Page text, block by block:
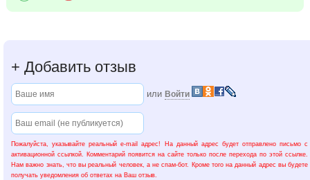
+ Добавить отзыв
или Войти
Пожалуйста, указывайте реальный e-mail адрес! На данный адрес будет отправлено письмо с
активационной ссылкой. Комментарий появится на сайте только после перехода по этой ссылке.
Нам важно знать, что вы реальный человек, а не спам-бот. Кроме того на данный адрес вы будете
получать уведомления об ответах на Ваш отзыв.